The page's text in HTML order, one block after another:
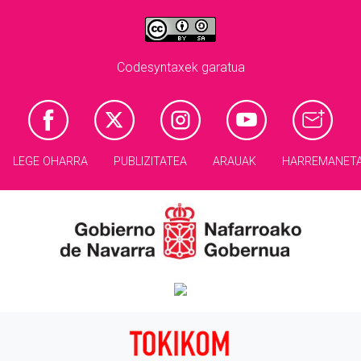
Codesyntaxek garatua
LEGE OHARRA PUBLIZITATEA ARAUAK